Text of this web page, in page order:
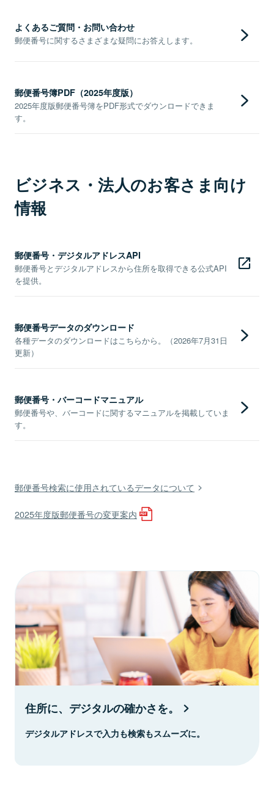
よくあるご質問・お問い合わせ
郵便番号に関するさまざまな疑問にお答えします。
郵便番号簿PDF（2025年度版）
2025年度版郵便番号簿をPDF形式でダウンロードできま
す。
ビジネス・法人のお客さま向け
情報
郵便番号・デジタルアドレスAPI
郵便番号とデジタルアドレスから住所を取得できる公式API
を提供。
郵便番号データのダウンロード
各種データのダウンロードはこちらから。（2026年7月31日
更新）
郵便番号・バーコードマニュアル
郵便番号や、バーコードに関するマニュアルを掲載していま
す。
郵便番号検索に使用されているデータについて
2025年度版郵便番号の変更案内
住所に、デジタルの確かさを。
デジタルアドレスで入力も検索もスムーズに。